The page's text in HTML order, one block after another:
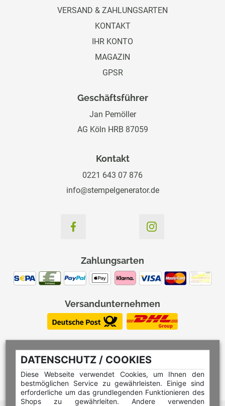
DATENSCHUTZ / COOKIES
Diese Webseite verwendet Cookies, um Ihnen den
bestmöglichen Service zu gewährleisten. Einige sind
erforderliche um das grundlegenden Funktionieren des
Shops zu gewährleiten. Andere verwenden
VERSAND & ZAHLUNGSARTEN
KONTAKT
IHR KONTO
MAGAZIN
GPSR
Geschäftsführer
Jan Pemöller
AG Köln HRB 87059
Kontakt
0221 643 07 876
info@stempelgenerator.de
Zahlungsarten
Versandunternehmen